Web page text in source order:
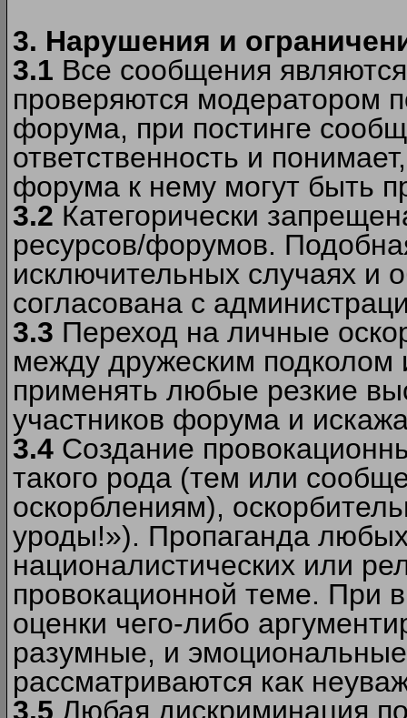
3. Нарушения и
3.1 Все сообщения
проверяются модератором
форума, при постинге
ответственность и
форума к нему могут быть
3.2 Категорически
ресурсов/форумов.
исключительных случаях и
согласована с
3.3 Переход на личные
между дружеским
применять любые резкие
участников форума и
3.4 Создание
такого рода (тем или
оскорблениям),
уроды!»). Пропаганда
националистических или
провокационной теме. При
оценки чего-либо
разумные, и
рассматриваются как
3.5 Любая дискриминация